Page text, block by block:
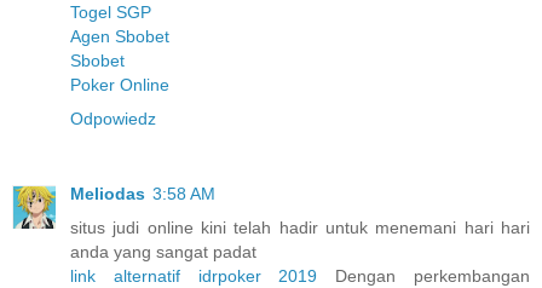
Togel SGP
Agen Sbobet
Sbobet
Poker Online
Odpowiedz
Meliodas 3:58 AM
situs judi online kini telah hadir untuk menemani hari hari
anda yang sangat padat
link alternatif idrpoker 2019 Dengan perkembangan